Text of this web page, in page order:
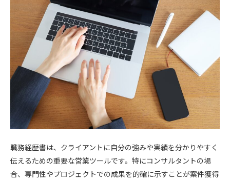
職務経歴書は、クライアントに自分の強みや実績を分かりやすく
伝えるための重要な営業ツールです。特にコンサルタントの場
合、専門性やプロジェクトでの成果を的確に示すことが案件獲得